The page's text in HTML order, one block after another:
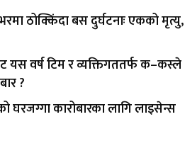
ठोक्किंदा बस दुर्घटनाः एकको मृत्यु,
वर्ष टिम र व्यक्तिगततर्फ क–कस्ले
?
घरजग्गा कारोबारका लागि लाइसेन्स